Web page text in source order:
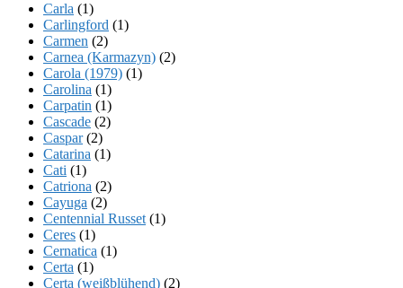
Carla (1)
Carlingford (1)
Carmen (2)
Carnea (Karmazyn) (2)
Carola (1979) (1)
Carolina (1)
Carpatin (1)
Cascade (2)
Caspar(2)
Catarina (1)
Cati (1)
Catriona (2)
Cayuga (2)
Centennial Russet (1)
Ceres (1)
Cernatica (1)
Certa (1)
Certa (weißblühend) (2)